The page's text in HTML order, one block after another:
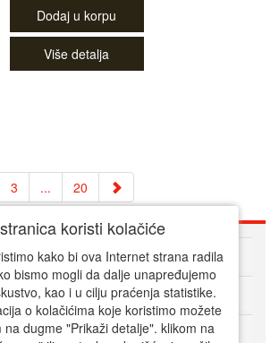
Dodaj u korpu
Više detalja
3 ... 20
online
koristi kolačiće
kako bi ova Internet strana radila
bismo mogli da dalje unapređujemo
kao i u cilju praćenja statistike.
o kolačićima koje koristimo možete
na dugme "Prikaži detalje". klikom na